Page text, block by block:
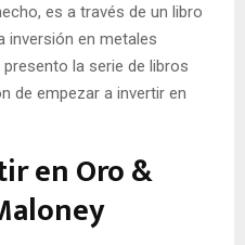
es a través de un libro
inversión en metales
la serie de libros
de empezar a invertir en
en Oro &